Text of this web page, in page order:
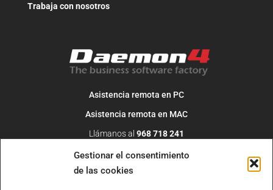
Gestionar el consentimiento
de las cookies
Trabaja con nosotros
Asistencia remota en PC
Asistencia remota en MAC
Llámanos al 968 718 241